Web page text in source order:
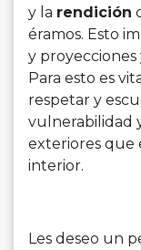
y la rendición
éramos. Esto
y proyecciones
Para esto es
respetar y
vulnerabilidad
exteriores que
interior.
Les deseo un